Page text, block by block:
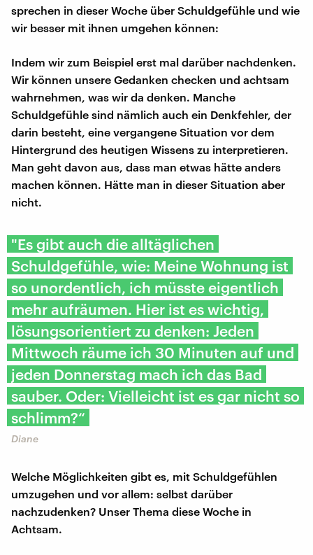
sprechen in dieser Woche über Schuldgefühle und wie
wir besser mit ihnen umgehen können:
Indem wir zum Beispiel erst mal darüber nachdenken.
Wir können unsere Gedanken checken und achtsam
wahrnehmen, was wir da denken. Manche
Schuldgefühle sind nämlich auch ein Denkfehler, der
darin besteht, eine vergangene Situation vor dem
Hintergrund des heutigen Wissens zu interpretieren.
Man geht davon aus, dass man etwas hätte anders
machen können. Hätte man in dieser Situation aber
nicht.
"Es gibt auch die alltäglichen
Schuldgefühle, wie: Meine Wohnung ist
so unordentlich, ich müsste eigentlich
mehr aufräumen. Hier ist es wichtig,
lösungsorientiert zu denken: Jeden
Mittwoch räume ich 30 Minuten auf und
jeden Donnerstag mach ich das Bad
sauber. Oder: Vielleicht ist es gar nicht so
schlimm?“
Diane
Welche Möglichkeiten gibt es, mit Schuldgefühlen
umzugehen und vor allem: selbst darüber
nachzudenken? Unser Thema diese Woche in
Achtsam.